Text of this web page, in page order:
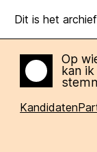
Dit is het
Home
Op
kan ik
Kandidaten